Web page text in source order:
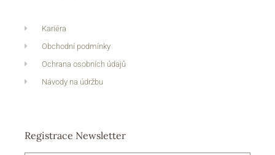
Kariéra
Obchodní podmínky
Ochrana osobních údajů
Návody na údržbu
Registrace Newsletter